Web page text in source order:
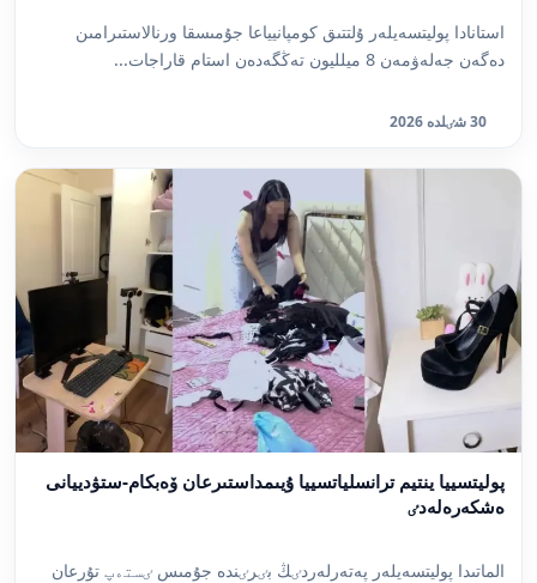
استانادا پوليتسەيلەر ۇلتتىق كومپانيياعا جۇمىسقا ورنالاستىرامىن
دەگەن جەلەۋمەن 8 ميلليون تەڭگەدەن استام قاراجات...
30 شٸلدە 2026
پوليتسييا ينتيم ترانسلياتسييا ۇيىمداستىرعان ۆەبكام-ستۋدييانى
ەشكەرەلەدٸ
الماتىدا پوليتسەيلەر پەتەرلەردٸڭ بٸرٸندە جۇمىس ٸستەپ تۇرعان